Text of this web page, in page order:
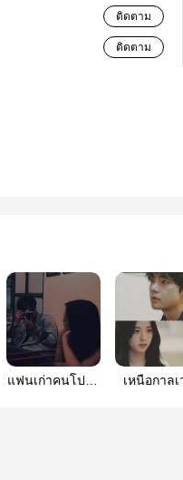
ติดตาม
ติดตาม
แฟนเก่าคนโปรด
เหนือกาล